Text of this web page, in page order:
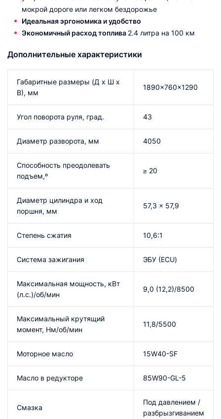
мокрой дороге или легком бездорожье
Идеальная эргономика и удобство
Экономичный расход топлива 2.4 литра на 100 км
Дополнительные характеристики
Габаритные размеры (Д x Ш x
В), мм
1890×760×1290
Угол поворота руля, град. 43
Диаметр разворота, мм 4050
Способность преодолевать
подъем,º
≥ 20
Диаметр цилиндра и ход
поршня, мм
57,3 x 57,9
Степень сжатия 10,6:1
Система зажигания ЭБУ (ECU)
Максимальная мощность, кВт
(л.с.)/об/мин
9,0 (12,2)/8500
Максимальный крутящий
момент, Нм/об/мин
11,8/5500
Моторное масло 15W40-SF
Масло в редукторе 85W90-GL-5
Смазка
Под давлением /
разбрызгиванием